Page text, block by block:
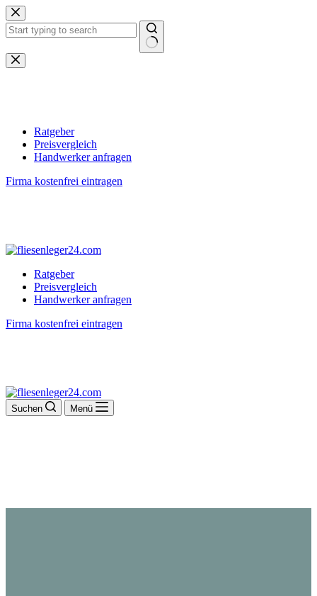
Zum
Inhalt
springen
Keine
Ergebnisse
Ratgeber
Preisvergleich
Handwerker anfragen
Firma kostenfrei eintragen
Ratgeber
Preisvergleich
Handwerker anfragen
Firma kostenfrei eintragen
Suchen Menü